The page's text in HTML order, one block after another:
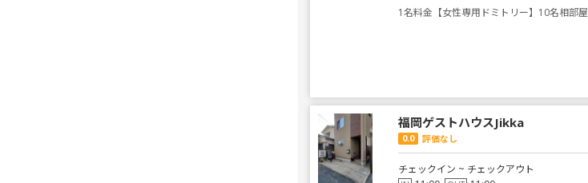
1名料金【女性専用ドミトリー】10名相部屋
福岡ゲストハウスJikka
0.0 評価なし
チェックイン ~ チェックアウト